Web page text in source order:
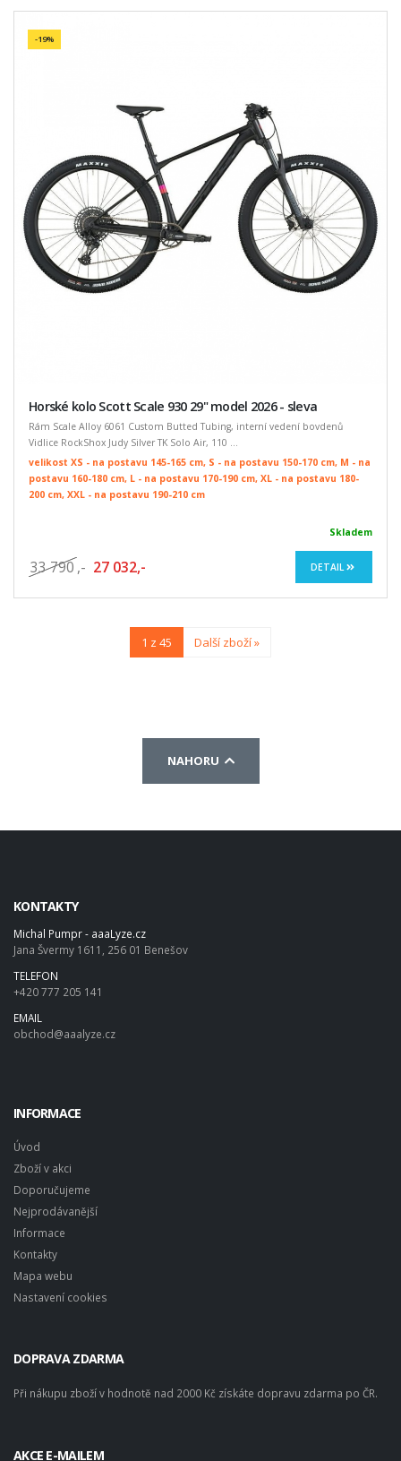
-19%
Horské kolo Scott Scale 930 29" model 2026 - sleva
Rám Scale Alloy 6061 Custom Butted Tubing, interní vedení bovdenů
Vidlice RockShox Judy Silver TK Solo Air, 110 ...
velikost XS - na postavu 145-165 cm, S - na postavu 150-170 cm, M - na
postavu 160-180 cm, L - na postavu 170-190 cm, XL - na postavu 180-
200 cm, XXL - na postavu 190-210 cm
Skladem
33 790 ,- 27 032,- DETAIL
1 z 45 Další zboží »
NAHORU
KONTAKTY
Michal Pumpr - aaaLyze.cz
Jana Švermy 1611, 256 01 Benešov
TELEFON
+420 777 205 141
EMAIL
obchod@aaalyze.cz
INFORMACE
Úvod
Zboží v akci
Doporučujeme
Nejprodávanější
Informace
Kontakty
Mapa webu
Nastavení cookies
DOPRAVA ZDARMA
Při nákupu zboží v hodnotě nad 2000 Kč získáte dopravu zdarma po ČR.
AKCE E-MAILEM